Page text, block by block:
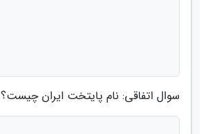
سوال اتفاقی: نام پایتخت ایران چیست؟